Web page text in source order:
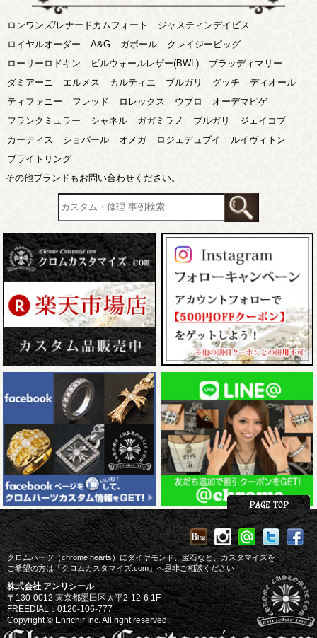
ロンワンズ/レナードカムフォート
ジャスティンデイビス
ロイヤルオーダー
A&G ガボール
クレイジーピッグ
ローリーロドキン
ビルウォールレザー(BWL)
ブラッディマリー
ダミアーニ
エルメス カルティエ ブルガリ グッチ
ディオール
ティファニー
フレッド ロレックス ウブロ
オーデマピゲ
フランクミュラー
シャネル ガガミラノ ブルガリ
ジェイコブ
カーティス
ショパール オメガ ロジェデュブイ
ルイヴィトン
ブライトリング
その他ブランドもお問い合わせください。
クロムハーツ（chrome hearts）にダイヤモンド、宝石など、カスタマイズを
ご希望の方は「クロムカスタマイズ.com」へ是非ご相談ください！
株式会社 アンリシール
〒130-0012 東京都墨田区太平2-12-6 1F
FREEDIAL：0120-106-777
Copyright © Enrichir Inc. All right reserved.